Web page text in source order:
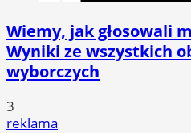
Wiemy, jak głosowali
Wyniki ze wszystkich
wyborczych
3
reklama